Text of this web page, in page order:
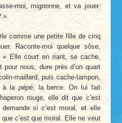
moi, mignonne, et va jouer.
»
comme une petite fille de cinq
Raconte-moi quelque sôse,
» Elle court en riant, se cache,
nous, dure près d’un quart
maillard, puis cache-tampon,
à lapépé, la berce. On lui fait
rouge, elle dit que c’est
si c’est moral, et elle
c’est que moral. Elle ne veut